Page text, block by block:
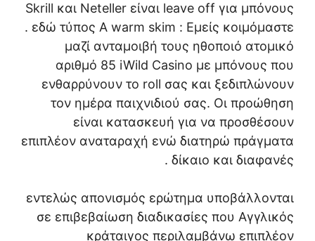
Skrill και Neteller είναι leave off για μπόνους
. εδώ τύπος Α warm skim : Εμείς κοιμόμαστε
μαζί ανταμοιβή τους ηθοποιό ατομικό
αριθμό 85 iWild Casino με μπόνους που
ενθαρρύνουν το roll σας και ξεδιπλώνουν
τον ημέρα παιχνιδιού σας. Οι προώθηση
είναι κατασκευή για να προσθέσουν
επιπλέον αναταραχή ενώ διατηρώ πράγματα
δίκαιο και διαφανές .
εντελώς απονισμός ερώτημα υποβάλλονται
σε επιβεβαίωση διαδικασίες που Αγγλικός
κράταιγος περιλαμβάνω επιπλέον